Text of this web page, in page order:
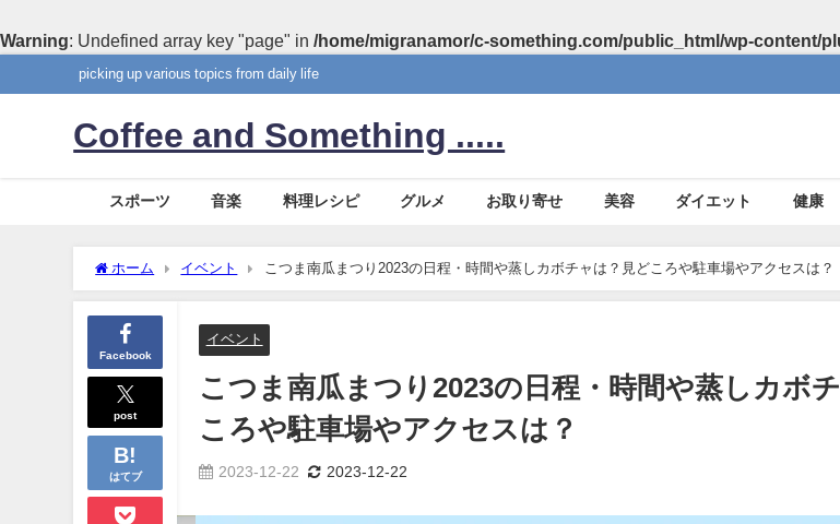
Warning: Undefined array key "page" in /home/migranamor/c-something.com/public_html/wp-content/
picking up various topics from daily life
Coffee and Something .....
スポーツ 音楽 料理レシピ グルメ お取り寄せ 美容 ダイエット 健康
ホーム イベント こつま南瓜まつり2023の日程・時間や蒸しカボチャは？見どころや駐車場やアクセスは
Facebook
post
はてブ
イベント
こつま南瓜まつり2023の日程・時間や蒸しカボ
ころや駐車場やアクセスは？
2023-12-22 2023-12-22